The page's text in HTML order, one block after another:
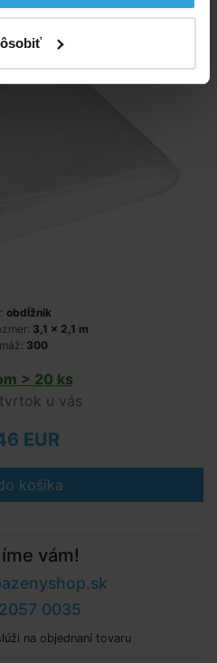
3,1 x 2,1m
obdĺžnik
3,1 x 2,1 m
300
> 20 ks
u vás
EUR
košíka
vám!
0035
na objednaní tovaru